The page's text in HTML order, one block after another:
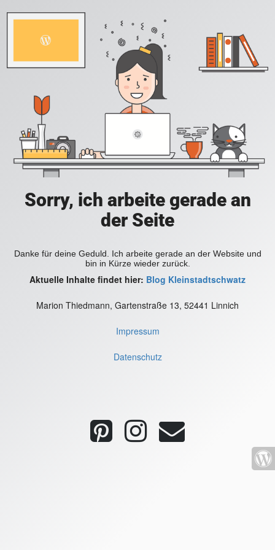
Sorry, ich arbeite gerade an
der Seite
Danke für deine Geduld. Ich arbeite gerade an der Website und
bin in Kürze wieder zurück.
Aktuelle Inhalte findet hier: Blog Kleinstadtschwatz
Marion Thiedmann, Gartenstraße 13, 52441 Linnich
Impressum
Datenschutz